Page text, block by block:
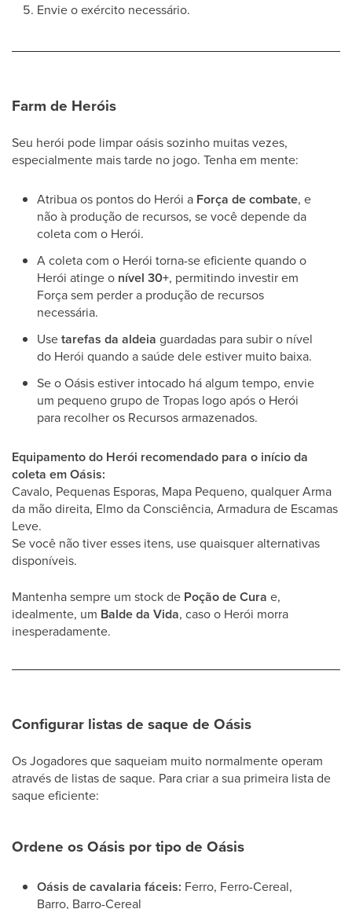
Envie o exército necessário.
Farm de Heróis
Seu herói pode limpar oásis sozinho muitas vezes,
especialmente mais tarde no jogo. Tenha em mente:
Atribua os pontos do Herói a Força de combate, e
não à produção de recursos, se você depende da
coleta com o Herói.
A coleta com o Herói torna-se eficiente quando o
Herói atinge o nível 30+, permitindo investir em
Força sem perder a produção de recursos
necessária.
Usetarefas da aldeia guardadas para subir o nível
do Herói quando a saúde dele estiver muito baixa.
Se o Oásis estiver intocado há algum tempo, envie
um pequeno grupo de Tropas logo após o Herói
para recolher os Recursos armazenados.
Equipamento do Herói recomendado para o início da
coleta em Oásis:
Cavalo, Pequenas Esporas, Mapa Pequeno, qualquer Arma
da mão direita, Elmo da Consciência, Armadura de Escamas
Leve.
Se você não tiver esses itens, use quaisquer alternativas
disponíveis.
Mantenha sempre um stock de Poção de Cura e,
idealmente, um Balde da Vida, caso o Herói morra
inesperadamente.
Configurar listas de saque de Oásis
Os Jogadores que saqueiam muito normalmente operam
através de listas de saque. Para criar a sua primeira lista de
saque eficiente:
Ordene os Oásis por tipo de Oásis
Oásis de cavalaria fáceis: Ferro, Ferro-Cereal,
Barro, Barro-Cereal